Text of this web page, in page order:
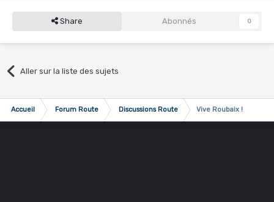
Share Abonnés 0
Aller sur la liste des sujets
Accueil Forum Route Discussions Route Vive Roubaix !